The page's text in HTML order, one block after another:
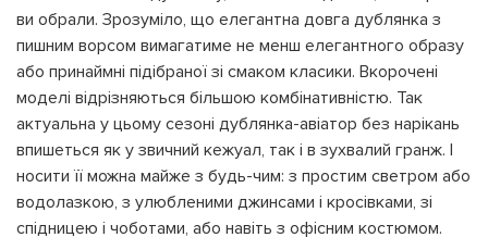
ви обрали. Зрозуміло, що елегантна довга дублянка з
пишним ворсом вимагатиме не менш елегантного образу
або принаймні підібраної зі смаком класики. Вкорочені
моделі відрізняються більшою комбінативністю. Так
актуальна у цьому сезоні дублянка-авіатор без нарікань
впишеться як у звичний кежуал, так і в зухвалий гранж. І
носити її можна майже з будь-чим: з простим светром або
водолазкою, з улюбленими джинсами і кросівками, зі
спідницею і чоботами, або навіть з офісним костюмом.